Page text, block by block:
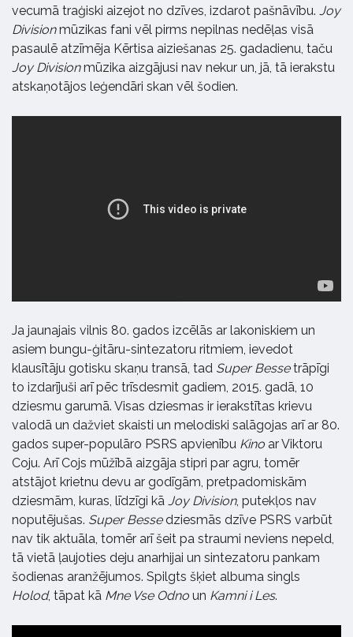
vecumā traģiski aizejot no dzīves, izdarot pašnāvību. Joy
Divisionmūzikas fani vēl pirms nepilnas nedēļas visā
pasaulē atzīmēja Kērtisa aiziešanas 25. gadadienu, taču
Joy Divisionmūzika aizgājusi nav nekur un, jā, tā ierakstu
atskaņotājos leģendāri skan vēl šodien.
Ja jaunajais vilnis 80. gados izcēlās ar lakoniskiem un
asiem bungu-ģitāru-sintezatoru ritmiem, ievedot
klausītāju gotisku skaņu transā, tad Super Bessetrāpīgi
to izdarījuši arī pēc trīsdesmit gadiem, 2015. gadā, 10
dziesmu garumā. Visas dziesmas ir ierakstītas krievu
valodā un dažviet skaisti un melodiski salāgojas arī ar 80.
gados super-populāro PSRS apvienību Kino ar Viktoru
Coju. Arī Cojs mūžībā aizgāja stipri par agru, tomēr
atstājot krietnu devu ar godīgām, pretpadomiskām
dziesmām, kuras, līdzīgi kā Joy Division, putekļos nav
noputējušas. Super Bessedziesmās dzīve PSRS varbūt
nav tik aktuāla, tomēr arī šeit pa straumi neviens nepeld,
tā vietā ļaujoties deju anarhijai un sintezatoru pankam
šodienas aranžējumos. Spilgts šķiet albuma singls
Holod, tāpat kā Mne Vse Odno un Kamni i Les.